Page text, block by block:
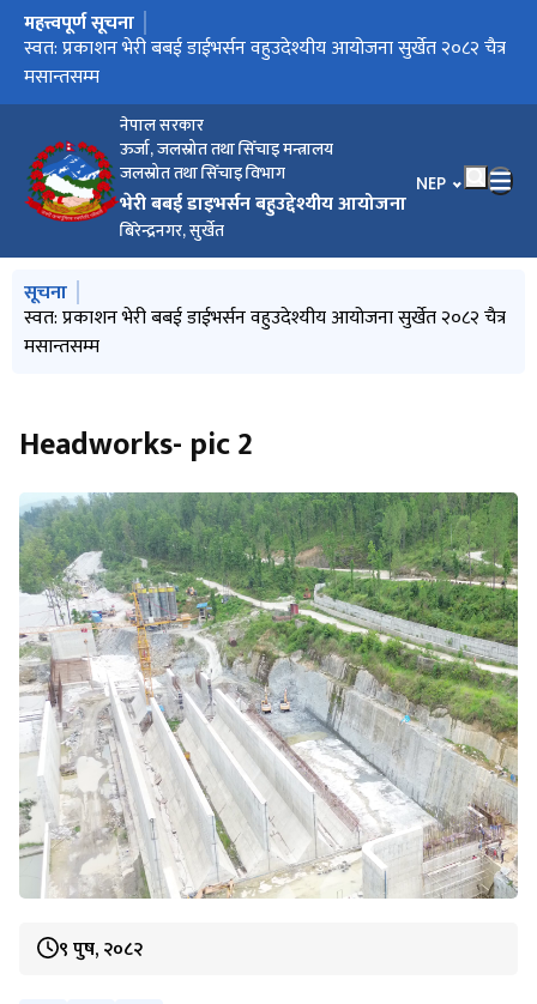
नेपाल सरकार
ऊर्जा, जलस्रोत तथा सिँचाइ मन्त्रालय
जलस्रोत तथा सिँचाइ विभाग
भेरी बबई डाइभर्सन बहुउद्देश्यीय आयोजना
बिरेन्द्रनगर, सुर्खेत
भाषा चयन गर्नुहोस्
NEP
मुख्य नेभिगेसनमा जानुहोस्
महत्त्वपूर्ण सूचना
प्रसारण लाईनको वातावरणीय अध्ययनको क्षेत्र निर्धारणको लागि
सार्वजनिक सूचना
स्वत: प्रकाशन भेरी बबई डाईभर्सन वहुउदेश्यीय आयोजना सुर्खेत २०८२ चैत्र
मसान्तसम्म
आर्थिक वर्ष २०८१/०८२ सम्मको प्रगति विवरण सम्बन्धमा
सूचनाको हक सम्बन्धि प्रगति २०८२ श्रावण १ देखि असोज मसान्तसम्म
मुख्य नेभिगेसनमा जानुहोस्
सूचना
प्रसारण लाईनको वातावरणीय अध्ययनको क्षेत्र निर्धारणको लागि
सार्वजनिक सूचना
स्वत: प्रकाशन भेरी बबई डाईभर्सन वहुउदेश्यीय आयोजना सुर्खेत २०८२ चैत्र
मसान्तसम्म
सूचनाको हक सम्बन्धि प्रगति २०८२ श्रावण १ देखि असोज मसान्तसम्म
Headworks- pic 2
९ पुष, २०८२